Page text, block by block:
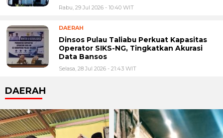
Rabu, 29 Jul 2026 - 10:40 WIT
DAERAH
Dinsos Pulau Taliabu Perkuat Kapasitas
Operator SIKS-NG, Tingkatkan Akurasi
Data Bansos
Selasa, 28 Jul 2026 - 21:43 WIT
DAERAH